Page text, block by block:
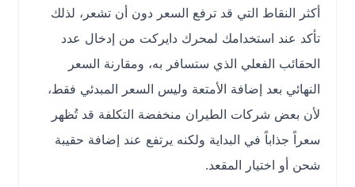
أكثر النقاط التي قد ترفع السعر دون أن تشعر، لذلك
تأكد عند استخدامك لمحرك دايركت من إدخال عدد
الحقائب الفعلي الذي ستسافر به، ومقارنة السعر
النهائي بعد إضافة الأمتعة وليس السعر المبدئي فقط،
لأن بعض شركات الطيران منخفضة التكلفة قد تُظهر
سعراً جذاباً في البداية ولكنه يرتفع عند إضافة حقيبة
شحن أو اختيار المقعد.